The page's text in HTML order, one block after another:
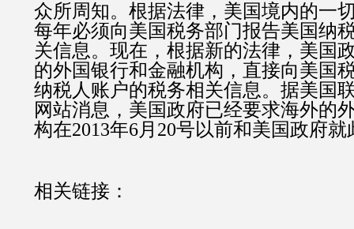
众所周知。根据法律， 美国境内的一
每年必须向美国税务部门报告美国纳
关信息。现在，根据新的法律，美国
的外国银行和金融机构，直接向美国
纳税人账户的税务相关信息。据美国
网站消息，美国政府已经要求海外的
构在2013年6月 20号以前和美国政府就
相关链接：